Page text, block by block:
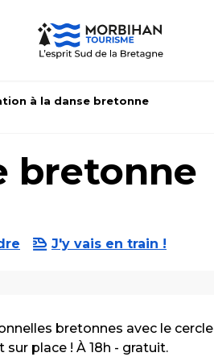
à la danse bretonne
bretonne
J'y vais en train !
bretonnes avec le cercle
place ! À 18h - gratuit.